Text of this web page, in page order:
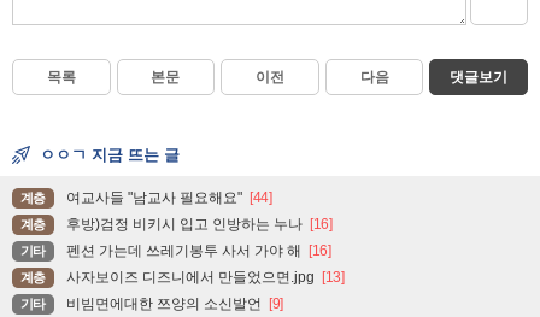
목록 본문 이전 다음 댓글보기
ㅇㅇㄱ 지금 뜨는 글
계층 여교사들 "남교사 필요해요" [44]
계층 후방)검정 비키시 입고 인방하는 누나 [16]
기타 펜션 가는데 쓰레기봉투 사서 가야 해 [16]
계층 사자보이즈 디즈니에서 만들었으면.jpg [13]
기타 비빔면에대한 쯔양의 소신발언 [9]